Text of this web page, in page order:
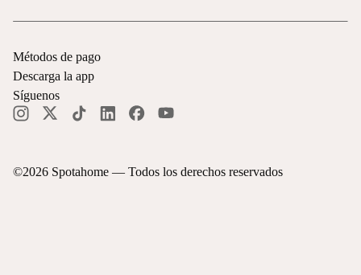
©2026 Spotahome — Todos los derechos reservados
Métodos de pago
Descarga la app
Síguenos